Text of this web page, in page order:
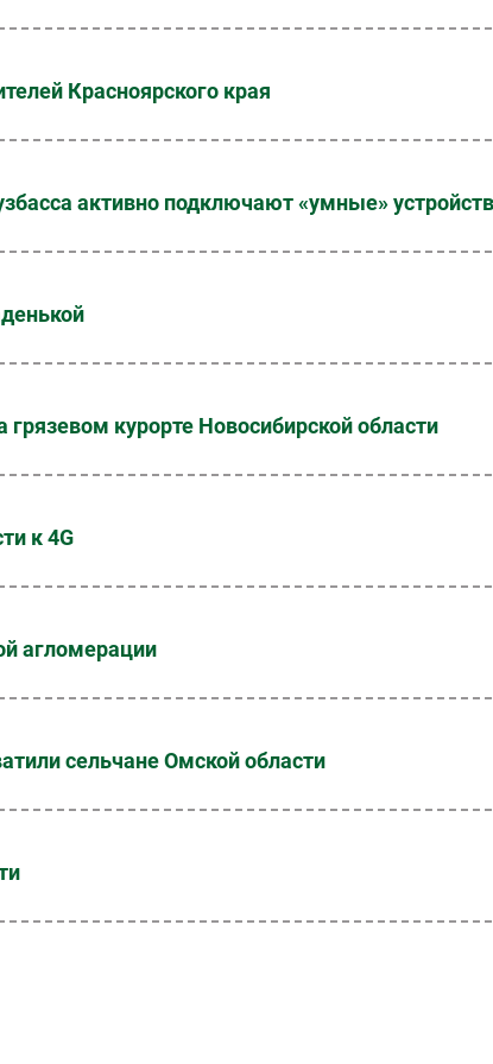
Красноярского края
активно подключают «умные»
курорте Новосибирской области
к 4G
агломерации
сельчане Омской области